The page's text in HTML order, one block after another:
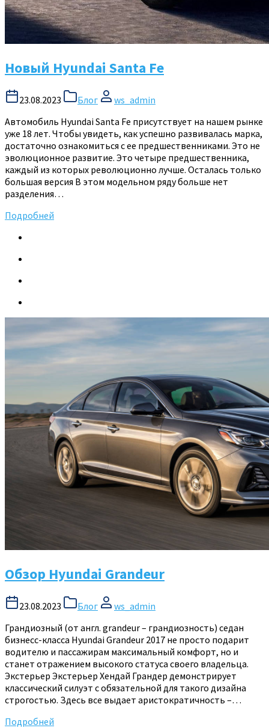
Новый Hyundai Santa Fe
23.08.2023 Блог
ws_admin
Автомобиль Hyundai Santa Fe присутствует на нашем рынке
уже 18 лет. Чтобы увидеть, как успешно развивалась марка,
достаточно ознакомиться с ее предшественниками. Это не
эволюционное развитие. Это четыре предшественника,
каждый из которых революционно лучше. Осталась только
большая версия В этом модельном ряду больше нет
разделения…
Подробней
Обзор Hyundai Grandeur
23.08.2023 Блог
ws_admin
Грандиозный (от англ. grandeur – грандиозность) седан
бизнесс-класса Hyundai Grandeur 2017 не просто подарит
водителю и пассажирам максимальный комфорт, но и
станет отражением высокого статуса своего владельца.
Экстерьер Экстерьер Хендай Грандер демонстрирует
классический силуэт с обязательной для такого дизайна
строгостью. Здесь все выдает аристократичность –…
Подробней